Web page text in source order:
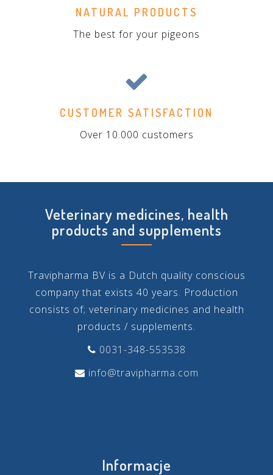
NATURAL PRODUCTS
The best for your pigeons
CUSTOMER SATISFACTION
Over 10.000 customers
Veterinary medicines, health
products and supplements
Travipharma BV is a Dutch quality conscious
company that exists 40 years. Production
consists of; veterinary medicines and health
products / supplements.
0031-348-553538
info@travipharma.com
Informacje